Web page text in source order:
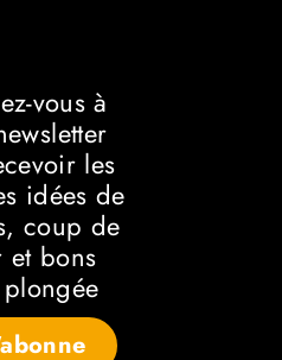
vous à
les
idées de
coup de
et bons